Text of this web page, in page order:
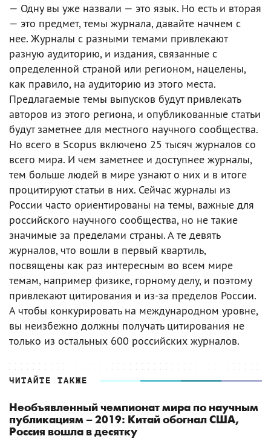
— Одну вы уже назвали — это язык. Но есть и вторая
— это предмет, темы журнала, давайте начнем с
нее. Журналы с разными темами привлекают
разную аудиторию, и издания, связанные с
определенной страной или регионом, нацелены,
как правило, на аудиторию из этого места.
Предлагаемые темы выпусков будут привлекать
авторов из этого региона, и опубликованные статьи
будут заметнее для местного научного сообщества.
Но всего в Scopus включено 25 тысяч журналов со
всего мира. И чем заметнее и доступнее журналы,
тем больше людей в мире узнают о них и в итоге
процитируют статьи в них. Сейчас журналы из
России часто ориентированы на темы, важные для
российского научного сообщества, но не такие
значимые за пределами страны. А те девять
журналов, что вошли в первый квартиль,
посвящены как раз интересным во всем мире
темам, например физике, горному делу, и поэтому
привлекают цитирования и из-за пределов России.
А чтобы конкурировать на международном уровне,
вы неизбежно должны получать цитирования не
только из остальных 600 российских журналов.
ЧИТАЙТЕ ТАКЖЕ
Необъявленный чемпионат мира по научным
публикациям – 2019: Китай обогнал США,
Россия вошла в десятку